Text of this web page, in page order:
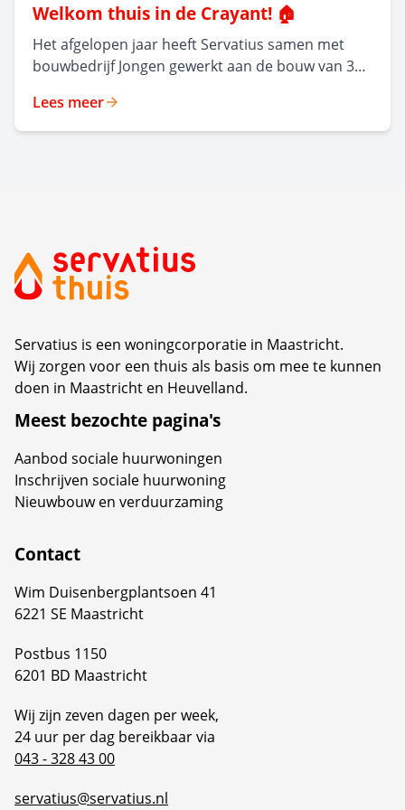
Welkom thuis in de Crayant! 🏠
Het afgelopen jaar heeft Servatius samen met
bouwbedrijf Jongen gewerkt aan de bouw van 35
levensloopbestendige huurappartementen in
Malpertuis. Het nieuwe appartementencomplex,
oplevering van dit nieuwe complex werd gevierd.
Lees meer
Servatius is een woningcorporatie in Maastricht.
Wij zorgen voor een thuis als basis om mee te kunnen
doen in Maastricht en Heuvelland.
Meest bezochte pagina's
Aanbod sociale huurwoningen
Inschrijven sociale huurwoning
Nieuwbouw en verduurzaming
Contact
Wim Duisenbergplantsoen 41
6221 SE Maastricht
Postbus 1150
6201 BD Maastricht
Wij zijn zeven dagen per week,
24 uur per dag bereikbaar via
043 - 328 43 00
servatius@servatius.nl